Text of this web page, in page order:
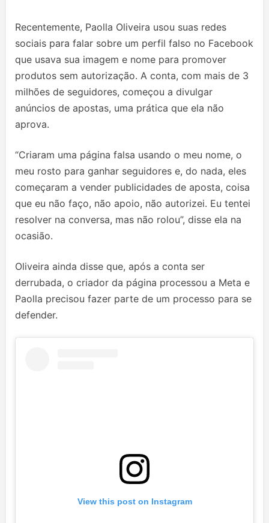
Recentemente, Paolla Oliveira usou suas redes
sociais para falar sobre um perfil falso no Facebook
que usava sua imagem e nome para promover
produtos sem autorização. A conta, com mais de 3
milhões de seguidores, começou a divulgar
anúncios de apostas, uma prática que ela não
aprova.
“Criaram uma página falsa usando o meu nome, o
meu rosto para ganhar seguidores e, do nada, eles
começaram a vender publicidades de aposta, coisa
que eu não faço, não apoio, não autorizei. Eu tentei
resolver na conversa, mas não rolou”, disse ela na
ocasião.
Oliveira ainda disse que, após a conta ser
derrubada, o criador da página processou a Meta e
Paolla precisou fazer parte de um processo para se
defender.
View this post on Instagram